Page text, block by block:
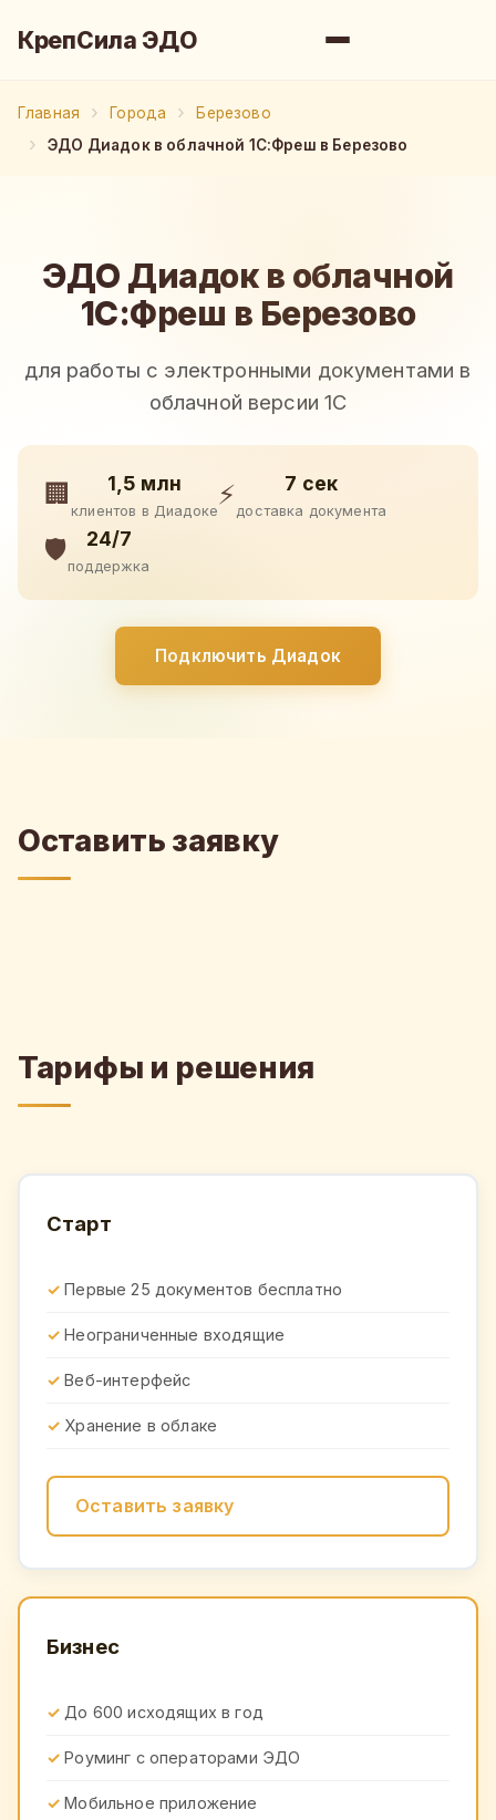
КрепСила ЭДО
Главная Города
Березово
ЭДО Диадок в облачной 1С:Фреш в Березово
ЭДО Диадок в облачной
1С:Фреш в Березово
для работы с электронными документами в
облачной версии 1С
🏢 1,5 млн
клиентов в Диадоке
⚡ 7 сек
доставка документа
🛡️ 24/7
поддержка
Подключить Диадок
Оставить заявку
Тарифы и решения
Старт
Первые 25 документов бесплатно
Неограниченные входящие
Веб-интерфейс
Хранение в облаке
Оставить заявку
Бизнес
До 600 исходящих в год
Роуминг с операторами ЭДО
Мобильное приложение